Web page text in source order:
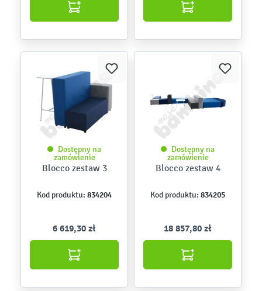
Dostępny na
zamówienie
Blocco zestaw 3
Kod produktu: 834204
6 619,30 zł
Dostępny na
zamówienie
Blocco zestaw 4
Kod produktu: 834205
18 857,80 zł